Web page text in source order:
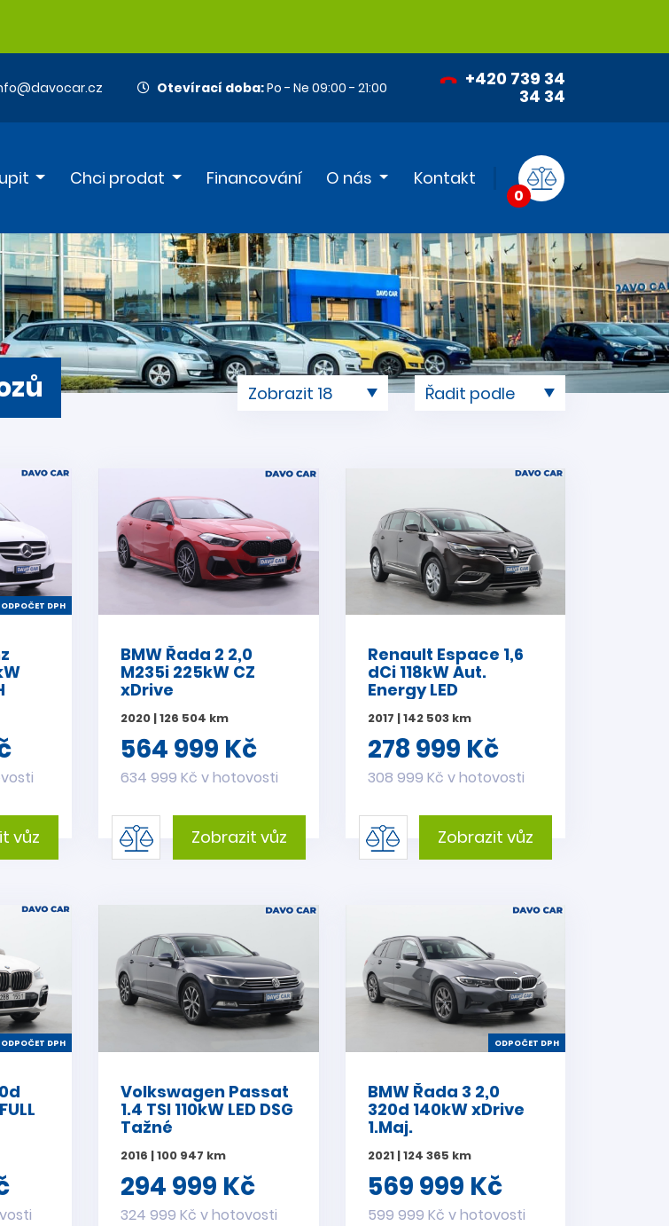
Otevírací doba:Po - Ne 09:00 - 21:00 +420 739 34
34 34
Chci prodat Financování O nás Kontakt
0
ODPOČET DPH
vůz
BMW Řada 2 2,0
M235i 225kW CZ
xDrive
2020 | 126 504 km
564 999 Kč
634 999 Kč v hotovosti
Zobrazit vůz
Renault Espace 1,6
dCi 118kW Aut.
Energy LED
2017 | 142 503 km
278 999 Kč
308 999 Kč v hotovosti
Zobrazit vůz
ODPOČET DPH
Volkswagen Passat
1.4 TSI 110kW LED DSG
Tažné
2016 | 100 947 km
294 999 Kč
324 999 Kč v hotovosti
ODPOČET DPH
BMW Řada 3 2,0
320d 140kW xDrive
1.Maj.
2021 | 124 365 km
569 999 Kč
599 999 Kč v hotovosti